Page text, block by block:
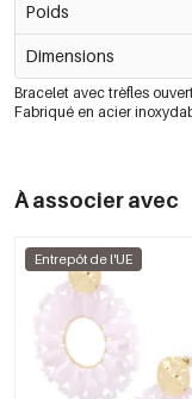
Poids
Dimensions
Bracelet avec trèfles
Fabriqué en acier
À associer avec
Entrepôt de l'UE